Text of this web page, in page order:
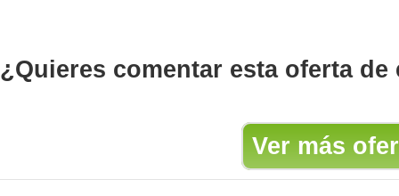
¿Quieres comentar esta oferta de
Ver más